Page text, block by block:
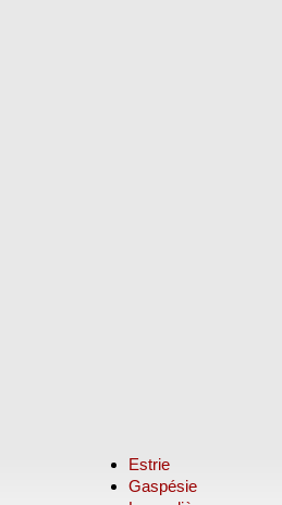
Estrie
Gaspésie